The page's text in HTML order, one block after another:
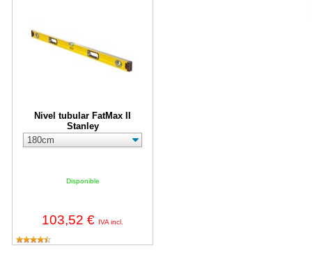
Nivel tubular FatMax II
Stanley
Disponible
103,52 € IVA incl.